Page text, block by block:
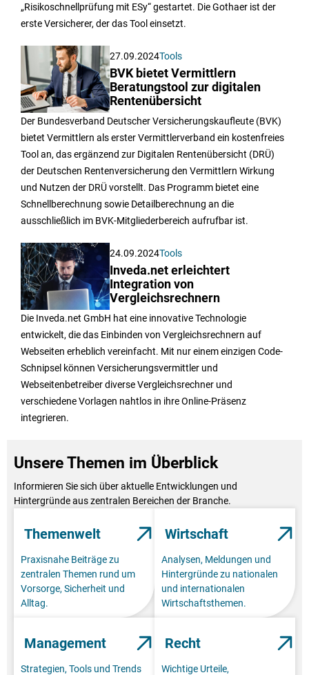
„Risikoschnellprüfung mit ESy“ gestartet. Die Gothaer ist der
erste Versicherer, der das Tool einsetzt.
27.09.2024Tools
BVK bietet Vermittlern
Beratungstool zur digitalen
Rentenübersicht
Der Bundesverband Deutscher Versicherungskaufleute (BVK)
bietet Vermittlern als erster Vermittlerverband ein kostenfreies
Tool an, das ergänzend zur Digitalen Rentenübersicht (DRÜ)
der Deutschen Rentenversicherung den Vermittlern Wirkung
und Nutzen der DRÜ vorstellt. Das Programm bietet eine
Schnellberechnung sowie Detailberechnung an die
ausschließlich im BVK-Mitgliederbereich aufrufbar ist.
24.09.2024Tools
Inveda.net erleichtert
Integration von
Vergleichsrechnern
Die Inveda.net GmbH hat eine innovative Technologie
entwickelt, die das Einbinden von Vergleichsrechnern auf
Webseiten erheblich vereinfacht. Mit nur einem einzigen Code-
Schnipsel können Versicherungsvermittler und
Webseitenbetreiber diverse Vergleichsrechner und
verschiedene Vorlagen nahtlos in ihre Online-Präsenz
integrieren.
Unsere Themen im Überblick
Informieren Sie sich über aktuelle Entwicklungen und
Hintergründe aus zentralen Bereichen der Branche.
Themenwelt
Praxisnahe Beiträge zu
zentralen Themen rund um
Vorsorge, Sicherheit und
Alltag.
Wirtschaft
Analysen, Meldungen und
Hintergründe zu nationalen
und internationalen
Wirtschaftsthemen.
Management
Strategien, Tools und Trends
Recht
Wichtige Urteile,